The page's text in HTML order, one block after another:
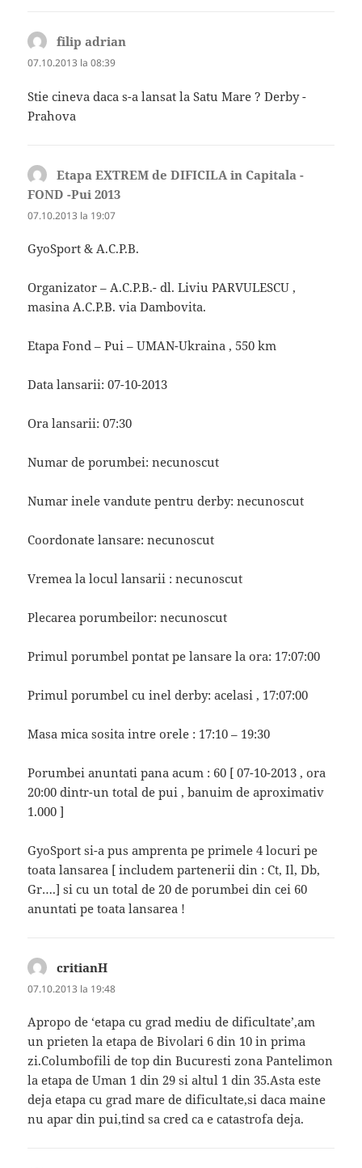
filip adrian
07.10.2013 la 08:39
Stie cineva daca s-a lansat la Satu Mare ? Derby -
Prahova
Etapa EXTREM de DIFICILA in Capitala -
FOND -Pui 2013
07.10.2013 la 19:07
GyoSport & A.C.P.B.
Organizator – A.C.P.B.- dl. Liviu PARVULESCU ,
masina A.C.P.B. via Dambovita.
Etapa Fond – Pui – UMAN-Ukraina , 550 km
Data lansarii: 07-10-2013
Ora lansarii: 07:30
Numar de porumbei: necunoscut
Numar inele vandute pentru derby: necunoscut
Coordonate lansare: necunoscut
Vremea la locul lansarii : necunoscut
Plecarea porumbeilor: necunoscut
Primul porumbel pontat pe lansare la ora: 17:07:00
Primul porumbel cu inel derby: acelasi , 17:07:00
Masa mica sosita intre orele : 17:10 – 19:30
Porumbei anuntati pana acum : 60 [ 07-10-2013 , ora
20:00 dintr-un total de pui , banuim de aproximativ
1.000 ]
GyoSport si-a pus amprenta pe primele 4 locuri pe
toata lansarea [ includem partenerii din : Ct, Il, Db,
Gr….] si cu un total de 20 de porumbei din cei 60
anuntati pe toata lansarea !
critianH
07.10.2013 la 19:48
Apropo de ‘etapa cu grad mediu de dificultate’,am
un prieten la etapa de Bivolari 6 din 10 in prima
zi.Columbofili de top din Bucuresti zona Pantelimon
la etapa de Uman 1 din 29 si altul 1 din 35.Asta este
deja etapa cu grad mare de dificultate,si daca maine
nu apar din pui,tind sa cred ca e catastrofa deja.